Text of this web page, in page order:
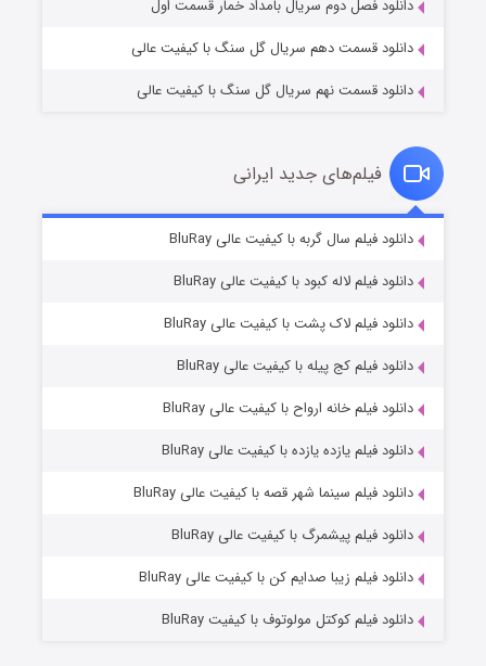
قسمت۷ (زیرنویس) منتشر شد
دانلود فصل دوم سریال بامداد خمار قسمت اول
دانلود قسمت دهم سریال گل سنگ با کیفیت عالی
دانلود قسمت نهم سریال گل سنگ با کیفیت عالی
فیلم‌های جدید ایرانی
دانلود فیلم سال گربه با کیفیت عالی BluRay
دانلود فیلم لاله کبود با کیفیت عالی BluRay
دانلود فیلم لاک پشت با کیفیت عالی BluRay
دانلود فیلم کج‌ پیله با کیفیت عالی BluRay
دانلود فیلم خانه ارواح با کیفیت عالی BluRay
دانلود فیلم یازده یازده با کیفیت عالی BluRay
دانلود فیلم سینما شهر قصه با کیفیت عالی BluRay
دانلود فیلم پیشمرگ با کیفیت عالی BluRay
دانلود فیلم زیبا صدایم کن با کیفیت عالی BluRay
دانلود فیلم کوکتل مولوتوف با کیفیت BluRay